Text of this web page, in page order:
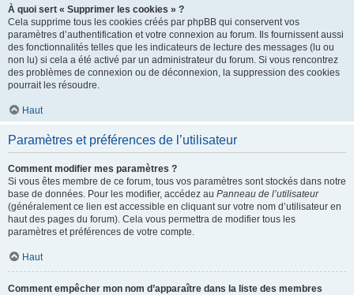
À quoi sert « Supprimer les cookies » ?
Cela supprime tous les cookies créés par phpBB qui conservent vos
paramètres d’authentification et votre connexion au forum. Ils fournissent aussi
des fonctionnalités telles que les indicateurs de lecture des messages (lu ou
non lu) si cela a été activé par un administrateur du forum. Si vous rencontrez
des problèmes de connexion ou de déconnexion, la suppression des cookies
pourrait les résoudre.
Haut
Paramètres et préférences de l’utilisateur
Comment modifier mes paramètres ?
Si vous êtes membre de ce forum, tous vos paramètres sont stockés dans notre
base de données. Pour les modifier, accédez au Panneau de l’utilisateur
(généralement ce lien est accessible en cliquant sur votre nom d’utilisateur en
haut des pages du forum). Cela vous permettra de modifier tous les
paramètres et préférences de votre compte.
Haut
Comment empêcher mon nom d’apparaître dans la liste des membres